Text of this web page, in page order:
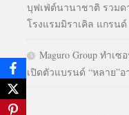
บุฟเฟ่ต์นานาชาติ รวม
โรงแรมมิราเคิล แกรน
Maguro Group ทำเ
เปิดตัวแบรนด์ “หลาย”